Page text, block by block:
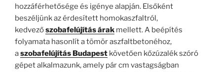
hozzáférhetősége és igénye alapján. Elsőként
beszéljünk az érdesített homokaszfaltról,
kedvezőszobafelújítás árak mellett. A beépítés
folyamata hasonlít a tömör aszfaltbetonéhoz,
aszobafelújítás Budapest követően kőzúzalék szóró
gépet alkalmazunk, amely pár cm vastagságban